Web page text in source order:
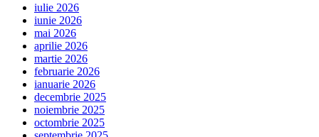
iulie 2026
iunie 2026
mai 2026
aprilie 2026
martie 2026
februarie 2026
ianuarie 2026
decembrie 2025
noiembrie 2025
octombrie 2025